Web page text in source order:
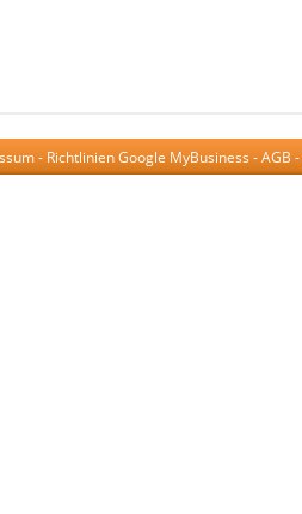
- Richtlinien Google MyBusiness -AGB -